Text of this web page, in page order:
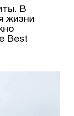
В
жизни
Best